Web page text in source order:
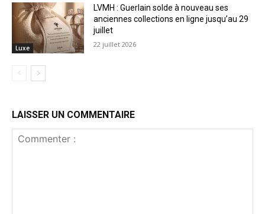
Luxe
LVMH : Guerlain solde à nouveau ses
anciennes collections en ligne jusqu’au 29
juillet
22 juillet 2026
LAISSER UN COMMENTAIRE